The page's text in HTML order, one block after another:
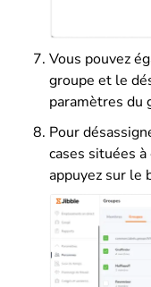
Vous pouvez
groupe et le
paramètres du
Pour
cases situées
appuyez sur le